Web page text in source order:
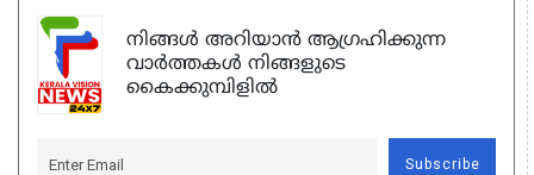
നിങ്ങൾ അറിയാൻ ആഗ്രഹിക്കുന്ന
വാർത്തകൾ നിങ്ങളുടെ
കൈക്കുമ്പിളിൽ
Subscribe